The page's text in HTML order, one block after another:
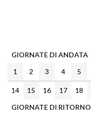
GIORNATE DI ANDATA
1
2 3 4 5
14 15 16 17 18
GIORNATE DI RITORNO